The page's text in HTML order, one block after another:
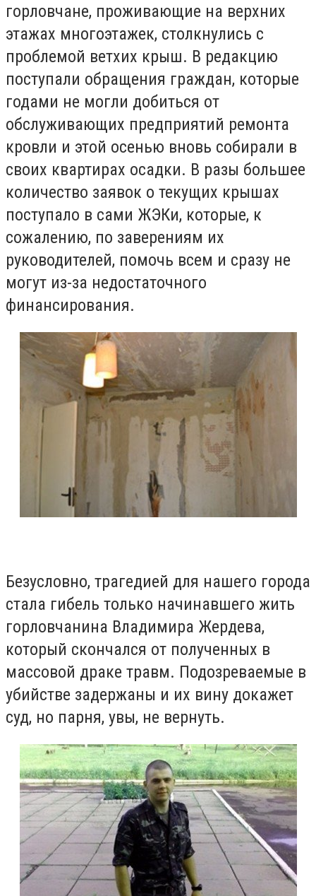
горловчане, проживающие на верхних
этажах многоэтажек, столкнулись с
проблемой ветхих крыш. В редакцию
поступали обращения граждан, которые
годами не могли добиться от
обслуживающих предприятий ремонта
кровли и этой осенью вновь собирали в
своих квартирах осадки. В разы большее
количество заявок о текущих крышах
поступало в сами ЖЭКи, которые, к
сожалению, по заверениям их
руководителей, помочь всем и сразу не
могут из-за недостаточного
финансирования.
Безусловно, трагедией для нашего города
стала гибель только начинавшего жить
горловчанина Владимира Жердева,
который скончался от полученных в
массовой драке травм. Подозреваемые в
убийстве задержаны и их вину докажет
суд, но парня, увы, не вернуть.